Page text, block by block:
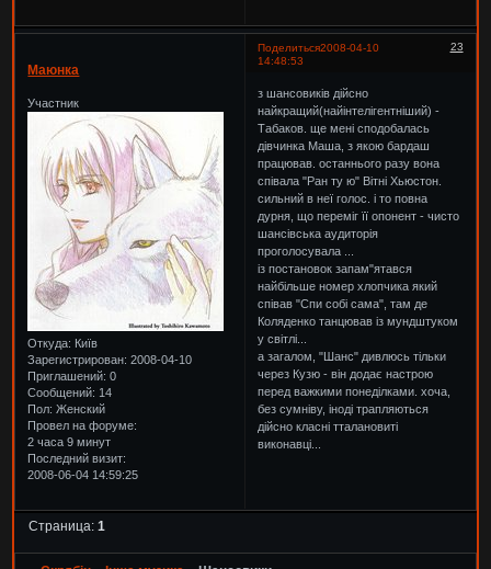
Поделиться 23
2008-04-10
14:48:53
Маюнка
Участник
Откуда: Київ
Зарегистрирован: 2008-04-10
Приглашений: 0
Сообщений: 14
Пол: Женский
Провел на форуме:
2 часа 9 минут
Последний визит:
2008-06-04 14:59:25
з шансовиків дійсно
найкращий(найінтелігентніший) -
Табаков. ще мені сподобалась
дівчинка Маша, з якою бардаш
працював. останнього разу вона
співала "Ран ту ю" Вітні Хьюстон.
сильний в неї голос. і то повна
дурня, що переміг її опонент - чисто
шансівська аудиторія
проголосувала ...
із постановок запам"ятався
найбільше номер хлопчика який
співав "Спи собі сама", там де
Коляденко танцював із мундштуком
у світлі...
а загалом, "Шанс" дивлюсь тільки
через Кузю - він додає настрою
перед важкими понеділками. хоча,
без сумніву, іноді трапляються
дійсно класні тталановиті
виконавці...
Страница: 1